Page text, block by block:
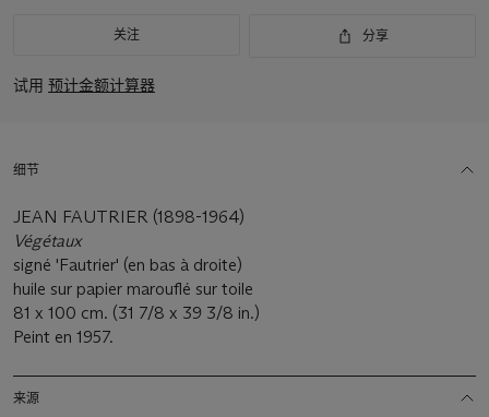
关注 分享
试用 预计金额计算器
细节
JEAN FAUTRIER (1898-1964)
Végétaux
signé 'Fautrier' (en bas à droite)
huile sur papier marouflé sur toile
81 x 100 cm. (31 7/8 x 39 3/8 in.)
Peint en 1957.
来源